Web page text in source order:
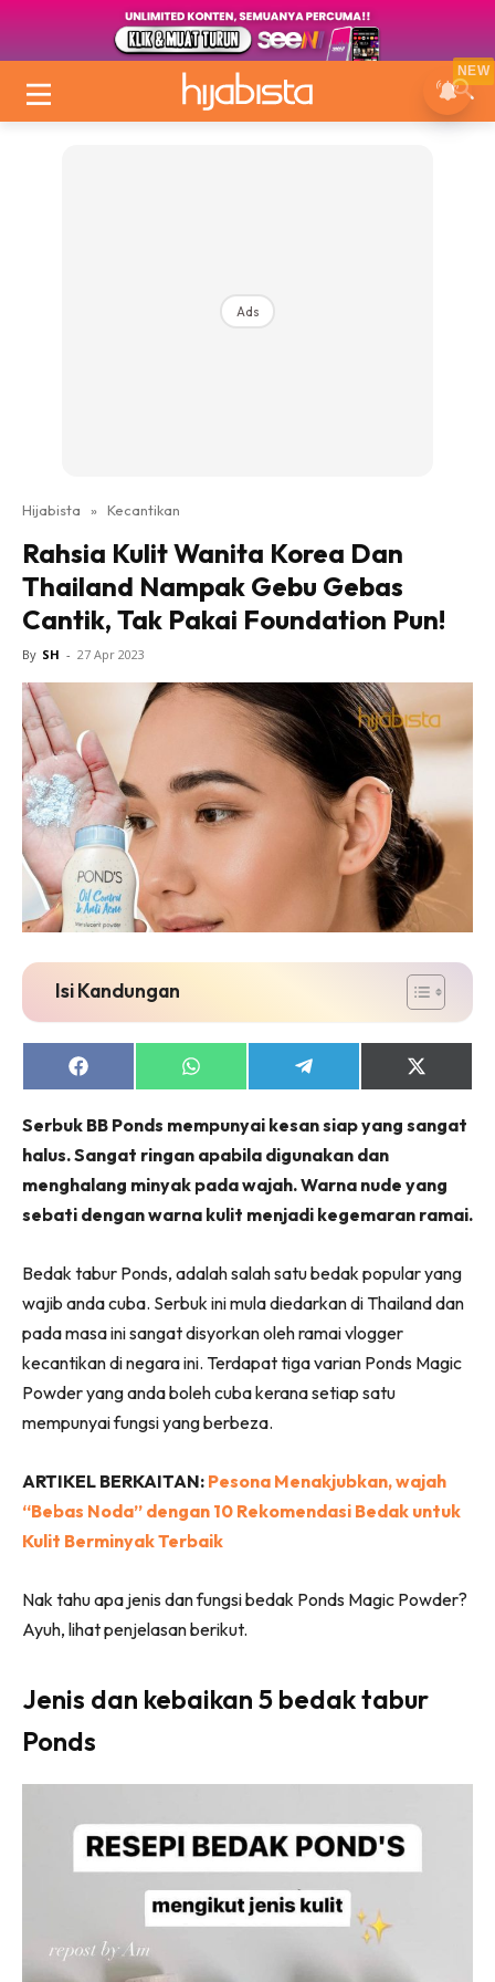
Ads
Hijabista » Kecantikan
Rahsia Kulit Wanita Korea Dan
Thailand Nampak Gebu Gebas
Cantik, Tak Pakai Foundation Pun!
By SH - 27 Apr 2023
Isi Kandungan
Share
on
Share
on
Share
on
Share
on
(Twitter)
Serbuk BB Ponds mempunyai kesan siap yang sangat
halus. Sangat ringan apabila digunakan dan
menghalang minyak pada wajah. Warna nude yang
sebati dengan warna kulit menjadi kegemaran ramai.
Bedak tabur Ponds, adalah salah satu bedak popular yang
wajib anda cuba. Serbuk ini mula diedarkan di Thailand dan
pada masa ini sangat disyorkan oleh ramai vlogger
kecantikan di negara ini. Terdapat tiga varian Ponds Magic
Powder yang anda boleh cuba kerana setiap satu
mempunyai fungsi yang berbeza.
ARTIKEL BERKAITAN: Pesona Menakjubkan, wajah
“Bebas Noda” dengan 10 Rekomendasi Bedak untuk
Kulit Berminyak Terbaik
Nak tahu apa jenis dan fungsi bedak Ponds Magic Powder?
Ayuh, lihat penjelasan berikut.
Jenis dan kebaikan 5 bedak tabur
Ponds
NEW